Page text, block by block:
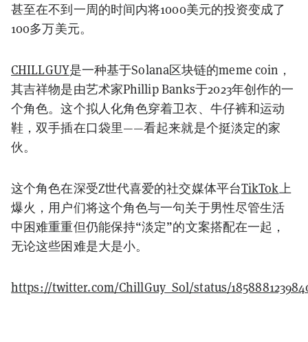
甚至在不到一周的时间内将1000美元的投资变成了
100多万美元。
CHILLGUY是一种基于Solana区块链的meme coin，
其吉祥物是由艺术家Phillip Banks于2023年创作的一
个角色。这个拟人化角色穿着卫衣、牛仔裤和运动
鞋，双手插在口袋里——看起来就是个挺淡定的家
伙。
这个角色在深受Z世代喜爱的社交媒体平台TikTok 上
爆火，用户们将这个角色与一句关于男性尽管生活
中困难重重但仍能保持“淡定”的文案搭配在一起，
无论这些困难是大是小。
https://twitter.com/ChillGuy_Sol/status/